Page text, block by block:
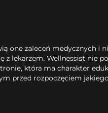
one zaleceń medycznych i
lekarzem. Wellnessist nie
która ma charakter
przed rozpoczęciem